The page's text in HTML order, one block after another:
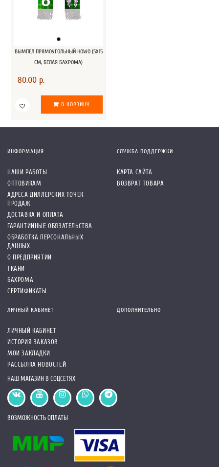
ВЫМПЕЛ ПРЯМОУГОЛЬНЫЙ HOWO (5Х15
СМ, БЕЛАЯ БАХРОМА)
80.00 р.
В КОРЗИНУ
ИНФОРМАЦИЯ
НАШИ РАБОТЫ
ОПТОВИКАМ
АДРЕСА ДИЛЛЕРСКИХ ТОЧЕК
ПРОДАЖ
ДОСТАВКА И ОПЛАТА
ГАРАНТИЙНЫЕ ОБЯЗАТЕЛЬСТВА
ОБРАБОТКА ПЕРСОНАЛЬНЫХ
ДАННЫХ
О ПРЕДПРИЯТИИ
ТКАНИ
БАХРОМА
СЕРТИФИКАТЫ
СЛУЖБА ПОДДЕРЖКИ
КАРТА САЙТА
ВОЗВРАТ ТОВАРА
ЛИЧНЫЙ КАБИНЕТ
ЛИЧНЫЙ КАБИНЕТ
ИСТОРИЯ ЗАКАЗОВ
МОИ ЗАКЛАДКИ
РАССЫЛКА НОВОСТЕЙ
ДОПОЛНИТЕЛЬНО
НАШ МАГАЗИН В СОЦСЕТЯХ
ВОЗМОЖНОСТЬ ОПЛАТЫ